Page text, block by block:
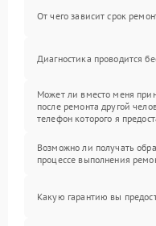
От чего зависит срок
Диагностика проводится
Может ли вместо меня
после ремонта другой
телефон которого я
Возможно ли получать
процессе выполнения
Какую гарантию вы